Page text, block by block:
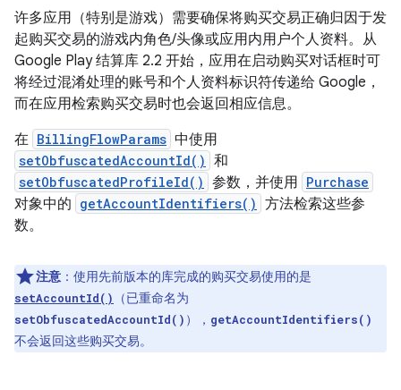
许多应用（特别是游戏）需要确保将购买交易正确归因于发
起购买交易的游戏内角色/头像或应用内用户个人资料。从
Google Play 结算库 2.2 开始，应用在启动购买对话框时可
将经过混淆处理的账号和个人资料标识符传递给 Google，
而在应用检索购买交易时也会返回相应信息。
在 BillingFlowParams 中使用
setObfuscatedAccountId() 和
setObfuscatedProfileId() 参数，并使用 Purchase
对象中的 getAccountIdentifiers() 方法检索这些参
数。
注意 ：使用先前版本的库完成的购买交易使用的是
setAccountId() （已重命名为
setObfuscatedAccountId() ）， getAccountIdentifiers()
不会返回这些购买交易。